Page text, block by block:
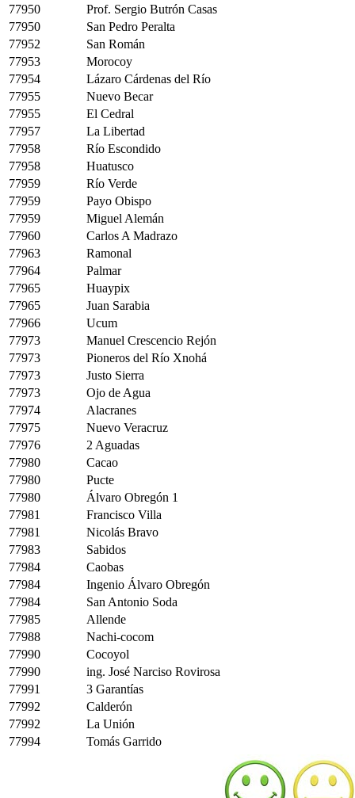
77950
Prof. Sergio Butrón Casas
77950
San Pedro Peralta
77952
San Román
77953
Morocoy
77954
Lázaro Cárdenas del Río
77955
Nuevo Becar
77955
El Cedral
77957
La Libertad
77958
Río Escondido
77958
Huatusco
77959
Río Verde
77959
Payo Obispo
77959
Miguel Alemán
77960
Carlos A Madrazo
77963
Ramonal
77964
Palmar
77965
Huaypix
77965
Juan Sarabia
77966
Ucum
77973
Manuel Crescencio Rejón
77973
Pioneros del Río Xnohá
77973
Justo Sierra
77973
Ojo de Agua
77974
Alacranes
77975
Nuevo Veracruz
77976
2 Aguadas
77980
Cacao
77980
Pucte
77980
Álvaro Obregón 1
77981
Francisco Villa
77981
Nicolás Bravo
77983
Sabidos
77984
Caobas
77984
Ingenio Álvaro Obregón
77984
San Antonio Soda
77985
Allende
77988
Nachi-cocom
77990
Cocoyol
77990
ing. José Narciso Rovirosa
77991
3 Garantías
77992
Calderón
77992
La Unión
77994
Tomás Garrido